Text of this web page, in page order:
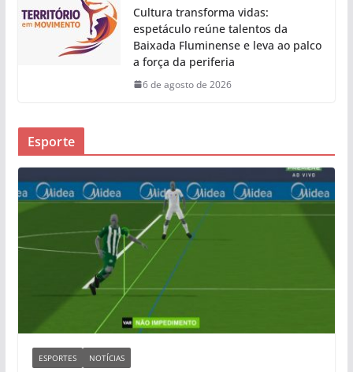
Cultura transforma vidas:
espetáculo reúne talentos da
Baixada Fluminense e leva ao palco
a força da periferia
6 de agosto de 2026
Esporte
ESPORTES NOTÍCIAS